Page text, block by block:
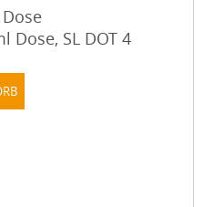
Dose, SL DOT 4